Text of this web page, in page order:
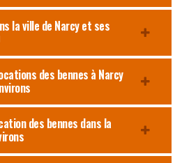
la ville de Narcy et ses
des bennes à Narcy
des bennes dans la